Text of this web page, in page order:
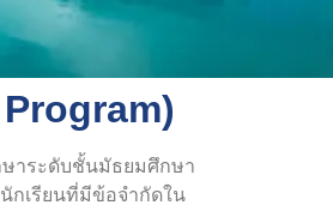
)
ษาระดับชั้นมัธยมศึกษา
กเรียนที่มีข้อจำกัดใน